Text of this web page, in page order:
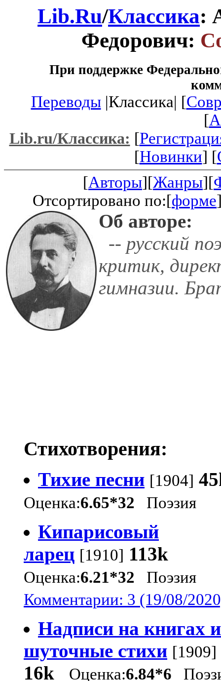
Lib.Ru/Классика:
Федорович:
При поддержке
Переводы|Классика| [
[
Lib.ru/Классика: [
[Новинки] [
[Авторы][Жанры][
Отсортировано по:[форме
Об авторе:
-- русский
критик,
гимназии.
Стихотворения:
Тихие песни [1904]
Оценка:6.65*32 Поэзия
Кипарисовый
ларец [1910] 113k
Оценка:6.21*32 Поэзия
Комментарии: 3 (19/08/
Надписи на книгах и
шуточные стихи [1909]
16k Оценка:6.84*6